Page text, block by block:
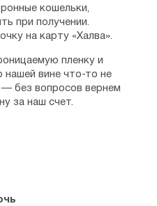
кошельки,
при получении.
на карту «Халва».
пленку и
нашей вине что-то не
без вопросов вернем
за наш счет.